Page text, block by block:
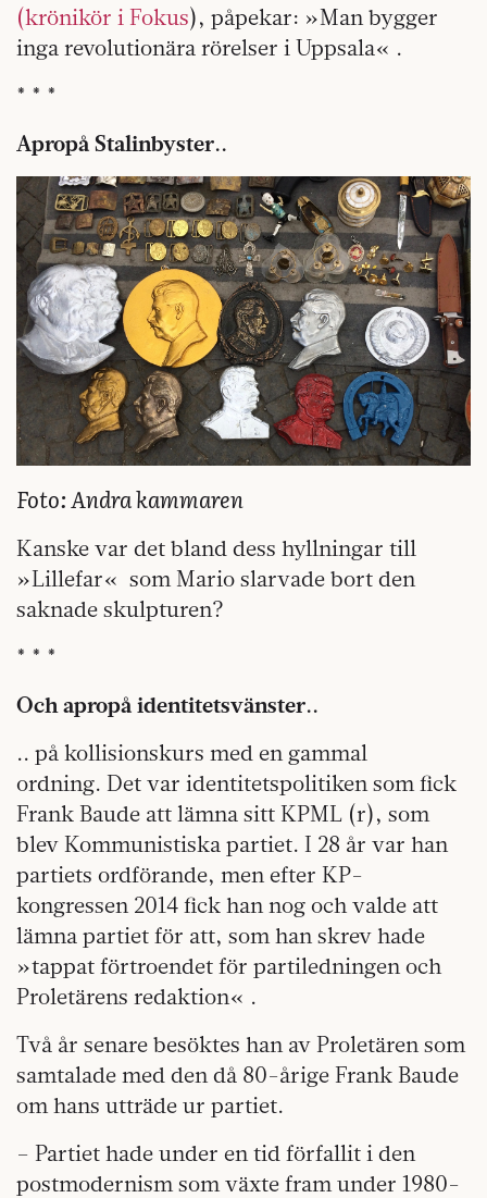
(krönikör i Fokus), påpekar: »Man bygger
inga revolutionära rörelser i Uppsala« .
* * *
Apropå Stalinbyster..
Foto: Andra kammaren
Kanske var det bland dess hyllningar till
»Lillefar« som Mario slarvade bort den
saknade skulpturen?
* * *
Och apropå identitetsvänster..
.. på kollisionskurs med en gammal
ordning. Det var identitetspolitiken som fick
Frank Baude att lämna sitt KPML (r), som
blev Kommunistiska partiet. I 28 år var han
partiets ordförande, men efter KP-
kongressen 2014 fick han nog och valde att
lämna partiet för att, som han skrev hade
»tappat förtroendet för partiledningen och
Proletärens redaktion« .
Två år senare besöktes han av Proletären som
samtalade med den då 80-årige Frank Baude
om hans utträde ur partiet.
– Partiet hade under en tid förfallit i den
postmodernism som växte fram under 1980-